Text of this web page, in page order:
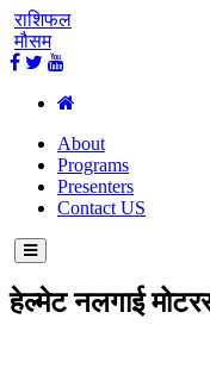
राशिफल
मौसम
About
Programs
Presenters
Contact US
हेल्मेट नलगाई